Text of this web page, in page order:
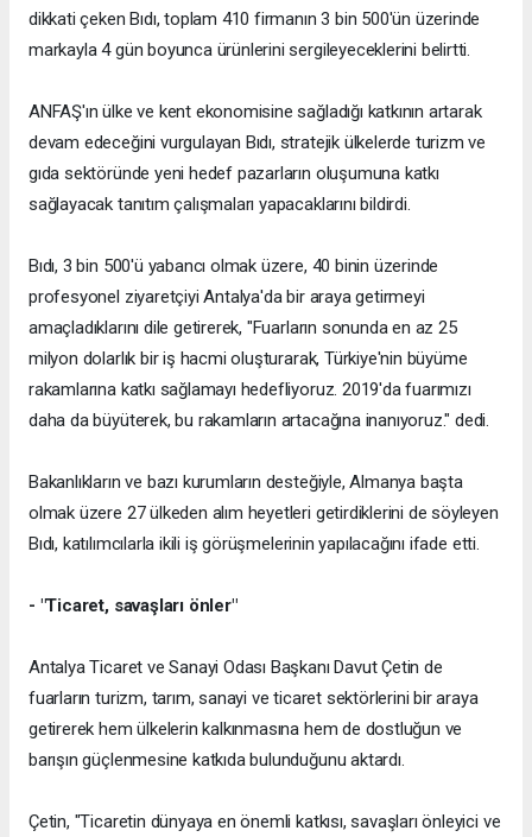
dikkati çeken Bıdı, toplam 410 firmanın 3 bin 500'ün üzerinde
markayla 4 gün boyunca ürünlerini sergileyeceklerini belirtti.
ANFAŞ'ın ülke ve kent ekonomisine sağladığı katkının artarak
devam edeceğini vurgulayan Bıdı, stratejik ülkelerde turizm ve
gıda sektöründe yeni hedef pazarların oluşumuna katkı
sağlayacak tanıtım çalışmaları yapacaklarını bildirdi.
Bıdı, 3 bin 500'ü yabancı olmak üzere, 40 binin üzerinde
profesyonel ziyaretçiyi Antalya'da bir araya getirmeyi
amaçladıklarını dile getirerek, "Fuarların sonunda en az 25
milyon dolarlık bir iş hacmi oluşturarak, Türkiye'nin büyüme
rakamlarına katkı sağlamayı hedefliyoruz. 2019'da fuarımızı
daha da büyüterek, bu rakamların artacağına inanıyoruz." dedi.
Bakanlıkların ve bazı kurumların desteğiyle, Almanya başta
olmak üzere 27 ülkeden alım heyetleri getirdiklerini de söyleyen
Bıdı, katılımcılarla ikili iş görüşmelerinin yapılacağını ifade etti.
- "Ticaret, savaşları önler"
Antalya Ticaret ve Sanayi Odası Başkanı Davut Çetin de
fuarların turizm, tarım, sanayi ve ticaret sektörlerini bir araya
getirerek hem ülkelerin kalkınmasına hem de dostluğun ve
barışın güçlenmesine katkıda bulunduğunu aktardı.
Çetin, "Ticaretin dünyaya en önemli katkısı, savaşları önleyici ve